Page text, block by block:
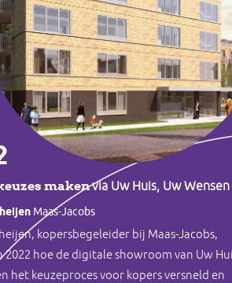
makenvia Uw Huis, Uw Wensen
Maas-Jacobs
kopersbegeleider bij Maas-Jacobs,
2022 hoe de digitale showroom van Uw
het keuzeproces voor kopers versneld en